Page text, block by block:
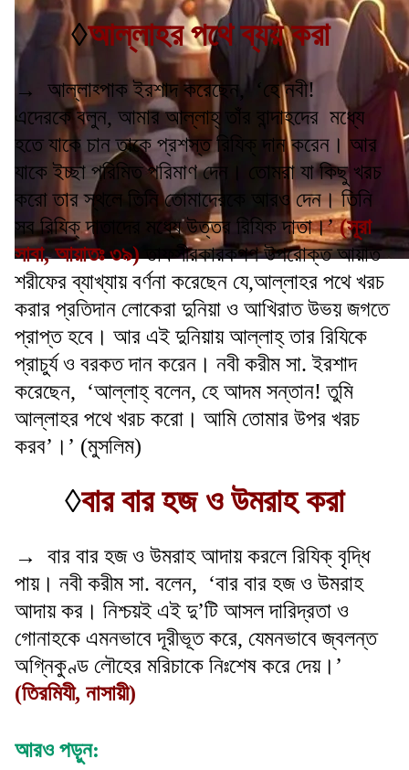
◊আল্লাহর পথে ব্যয় করা
→ আল্লাহ্পাক ইরশাদ করেছেন, ‘হে নবী!
এদেরকে বলুন, আমার আল্লাহ্ তাঁর বান্দাহদের মধ্যে
হতে যাকে চান তাকে প্রশস্ত রিযিক্ দান করেন। আর
যাকে ইচ্ছা পরিমিত পরিমাণ দেন। তোমরা যা কিছু খরচ
করো তার স্থলে তিনি তোমাদেরকে আরও দেন। তিনি
সব রিযিক্ দাতাদের মধ্যে উত্তর রিযিক দাতা।’(সূরা
সাবা, আয়াতঃ ৩৯) তাফসীরকারকগণ উপরোক্ত আয়াত
শরীফের ব্যাখ্যায় বর্ণনা করেছেন যে,আল্লাহর পথে খরচ
করার প্রতিদান লোকেরা দুনিয়া ও আখিরাত উভয় জগতে
প্রাপ্ত হবে। আর এই দুনিয়ায় আল্লাহ্ তার রিযিকে
প্রাচুর্য ও বরকত দান করেন। নবী করীম সা. ইরশাদ
করেছেন, ‘আল্লাহ্ বলেন, হে আদম সন্তান! তুমি
আল্লাহর পথে খরচ করো। আমি তোমার উপর খরচ
করব’।’ (মুসলিম)
◊বার বার হজ ও উমরাহ করা
→ বার বার হজ ও উমরাহ আদায় করলে রিযিক্ বৃদ্ধি
পায়। নবী করীম সা. বলেন, ‘বার বার হজ ও উমরাহ
আদায় কর। নিশ্চয়ই এই দু’টি আসল দারিদ্রতা ও
গোনাহকে এমনভাবে দূরীভূত করে, যেমনভাবে জ্বলন্ত
অগ্নিকুণ্ড লৌহের মরিচাকে নিঃশেষ করে দেয়।’
(তিরমিযী, নাসায়ী)
আরও পড়ুন: